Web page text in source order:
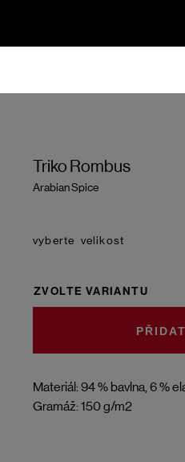
Triko Rombus
Arabian Spice
Materiál: 94 % bavlna, 6 %
Gramáž: 150 g/m2
velikost
ZVOLTE VARIANTU